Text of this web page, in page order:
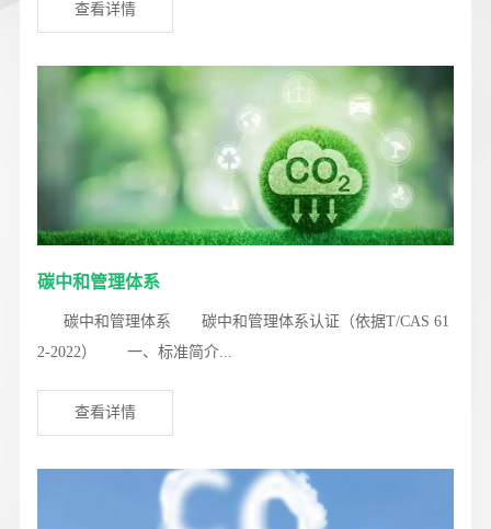
查看详情
碳中和管理体系
碳中和管理体系 碳中和管理体系认证（依据T/CAS 61
2-2022） 一、标准简介...
查看详情